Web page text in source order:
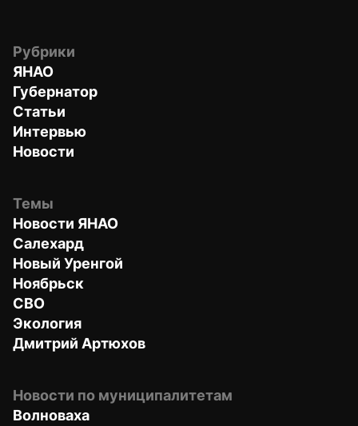
Рубрики
ЯНАО
Губернатор
Статьи
Интервью
Новости
Темы
Новости ЯНАО
Салехард
Новый Уренгой
Ноябрьск
СВО
Экология
Дмитрий Артюхов
Новости по муниципалитетам
Волноваха